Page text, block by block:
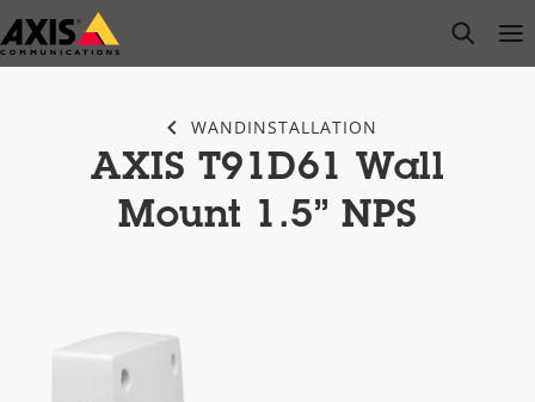
Zum
Hauptinhalt
open
WANDINSTALLATION
AXIS T91D61 Wall
Mount 1.5” NPS